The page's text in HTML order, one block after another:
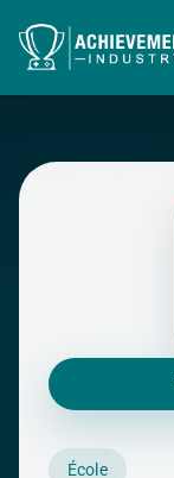
École